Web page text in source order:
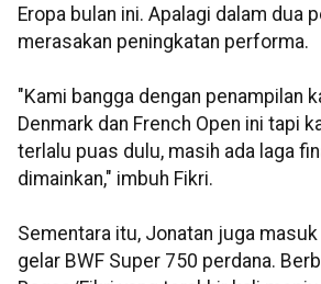
Eropa bulan ini. Apalagi dalam dua
merasakan peningkatan performa.
"Kami bangga dengan penampilan
Denmark dan French Open ini tapi
terlalu puas dulu, masih ada laga
dimainkan," imbuh Fikri.
Sementara itu, Jonatan juga
gelar BWF Super 750 perdana.